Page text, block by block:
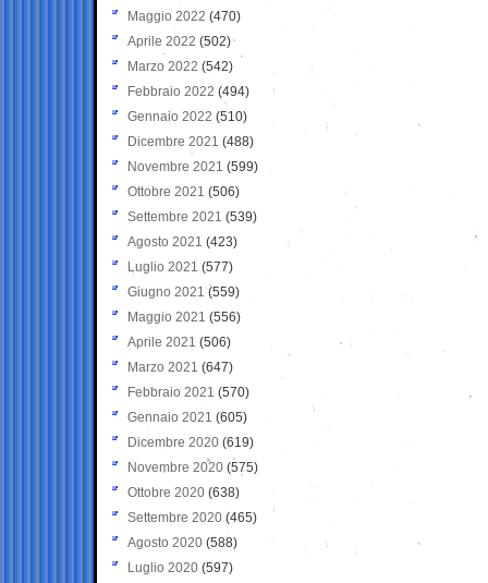
Maggio 2022 (470)
Aprile 2022 (502)
Marzo 2022 (542)
Febbraio 2022 (494)
Gennaio 2022 (510)
Dicembre 2021 (488)
Novembre 2021 (599)
Ottobre 2021 (506)
Settembre 2021 (539)
Agosto 2021 (423)
Luglio 2021 (577)
Giugno 2021(559)
Maggio 2021 (556)
Aprile 2021 (506)
Marzo 2021 (647)
Febbraio 2021 (570)
Gennaio 2021 (605)
Dicembre 2020 (619)
Novembre 2020 (575)
Ottobre 2020 (638)
Settembre 2020(465)
Agosto 2020 (588)
Luglio 2020 (597)